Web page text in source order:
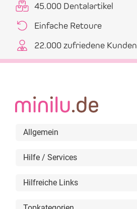
45.000 Dentalartikel
Einfache Retoure
22.000 zufriedene Kunden
Allgemein
Hilfe / Services
Hilfreiche Links